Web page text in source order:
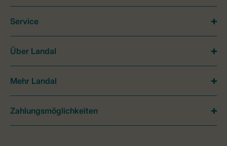
Service
Über Landal
Mehr Landal
Zahlungsmöglichkeiten